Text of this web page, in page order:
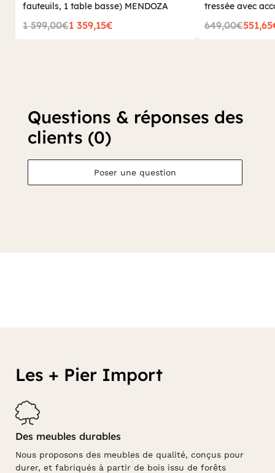
fauteuils, 1 table basse) MENDOZA
1 599,00€1 359,15€
tressée avec
MENDOZA
649,00€
Questions & réponses des
clients (0)
Poser une question
Les + Pier Import
Des meubles durables
Nous proposons des meubles de qualité, conçus pour
durer, et fabriqués à partir de bois issu de forêts